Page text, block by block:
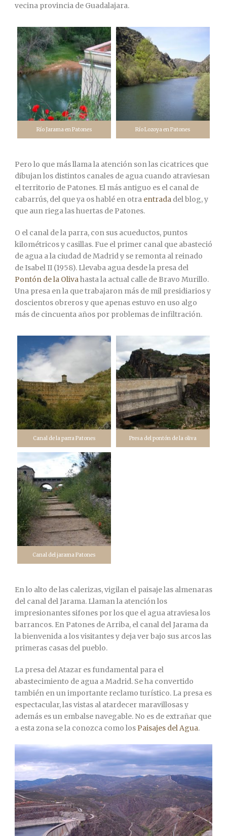
vecina provincia de Guadalajara.
Río Jarama en Patones Río Lozoya en Patones
Pero lo que más llama la atención son las cicatrices que
dibujan los distintos canales de agua cuando atraviesan
el territorio de Patones. El más antiguo es el canal de
cabarrús, del que ya os hablé en otra entrada del blog, y
que aun riega las huertas de Patones.
O el canal de la parra, con sus acueductos, puntos
kilométricos y casillas. Fue el primer canal que abasteció
de agua a la ciudad de Madrid y se remonta al reinado
de Isabel II (1958). Llevaba agua desde la presa del
Pontón de la Olivahasta la actual calle de Bravo Murillo.
Una presa en la que trabajaron más de mil presidiarios y
doscientos obreros y que apenas estuvo en uso algo
más de cincuenta años por problemas de infiltración.
Canal de la parra Patones Presa del pontón de la oliva
Canal del jarama Patones
En lo alto de las calerizas, vigilan el paisaje las almenaras
del canal del Jarama. Llaman la atención los
impresionantes sifones por los que el agua atraviesa los
barrancos. En Patones de Arriba, el canal del Jarama da
la bienvenida a los visitantes y deja ver bajo sus arcos las
primeras casas del pueblo.
La presa del Atazar es fundamental para el
abastecimiento de agua a Madrid. Se ha convertido
también en un importante reclamo turístico. La presa es
espectacular, las vistas al atardecer maravillosas y
además es un embalse navegable. No es de extrañar que
a esta zona se la conozca como los Paisajes del Agua.